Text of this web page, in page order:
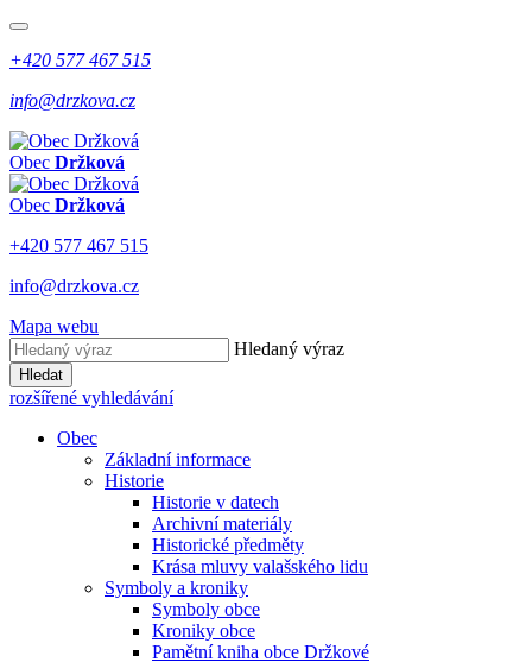
+420 577 467 515
info@drzkova.cz
Obec Držková
Obec Držková
+420 577 467 515
info@drzkova.cz
Mapa webu
Hledaný výraz
Hledat
rozšířené vyhledávání
Obec
Základní informace
Historie
Historie v datech
Archivní materiály
Historické předměty
Krása mluvy valašského lidu
Symboly a kroniky
Symboly obce
Kroniky obce
Pamětní kniha obce Držkové